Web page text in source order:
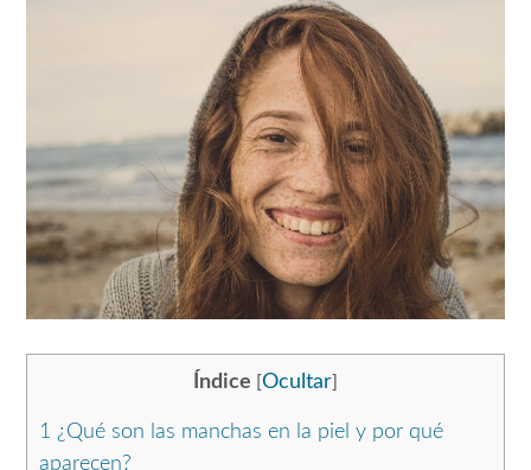
Índice Ocultar
1 ¿Qué son las manchas en la piel y por qué
aparecen?